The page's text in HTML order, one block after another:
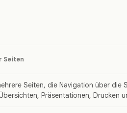
Seiten
Seiten, die Navigation über die
Präsentationen, Drucken